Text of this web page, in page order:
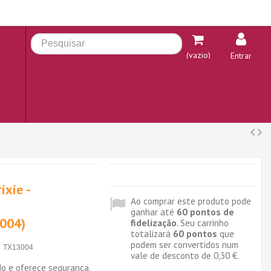
(vazio) Entrar
-
TX13004
e oferece segurança.
Ao comprar este produto pode
ganhar até 60pontos de
fidelização. Seu carrinho
totalizará 60pontos que
podem ser convertidos num
vale de desconto de 0,30 €.